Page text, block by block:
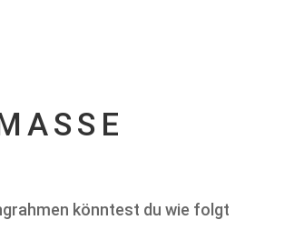
könntest du wie folgt